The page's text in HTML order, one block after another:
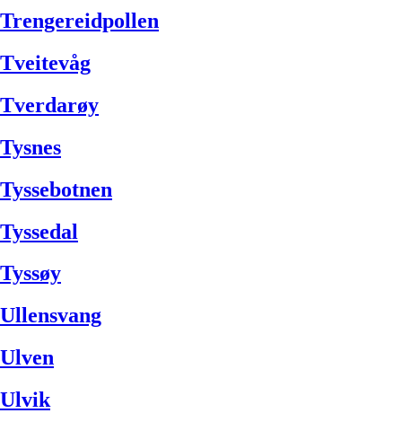
Trengereidpollen
Tveitevåg
Tverdarøy
Tysnes
Tyssebotnen
Tyssedal
Tyssøy
Ullensvang
Ulven
Ulvik